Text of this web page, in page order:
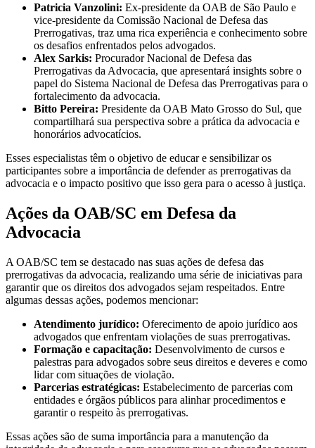
Patricia Vanzolini: Ex-presidente da OAB de São Paulo e
vice-presidente da Comissão Nacional de Defesa das
Prerrogativas, traz uma rica experiência e conhecimento sobre
os desafios enfrentados pelos advogados.
Alex Sarkis: Procurador Nacional de Defesa das
Prerrogativas da Advocacia, que apresentará insights sobre o
papel do Sistema Nacional de Defesa das Prerrogativas para o
fortalecimento da advocacia.
Bitto Pereira: Presidente da OAB Mato Grosso do Sul, que
compartilhará sua perspectiva sobre a prática da advocacia e
honorários advocatícios.
Esses especialistas têm o objetivo de educar e sensibilizar os
participantes sobre a importância de defender as prerrogativas da
advocacia e o impacto positivo que isso gera para o acesso à justiça.
Ações da OAB/SC em Defesa da
Advocacia
A OAB/SC tem se destacado nas suas ações de defesa das
prerrogativas da advocacia, realizando uma série de iniciativas para
garantir que os direitos dos advogados sejam respeitados. Entre
algumas dessas ações, podemos mencionar:
Atendimento jurídico: Oferecimento de apoio jurídico aos
advogados que enfrentam violações de suas prerrogativas.
Formação e capacitação: Desenvolvimento de cursos e
palestras para advogados sobre seus direitos e deveres e como
lidar com situações de violação.
Parcerias estratégicas: Estabelecimento de parcerias com
entidades e órgãos públicos para alinhar procedimentos e
garantir o respeito às prerrogativas.
Essas ações são de suma importância para a manutenção da